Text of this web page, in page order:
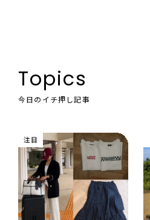
Topics
今日のイチ押し記事
注目